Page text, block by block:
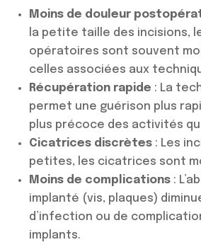
Moins de douleur
la petite taille des incisions,
opératoires sont souvent
celles associées aux
Récupération rapide : La
permet une guérison plus
plus précoce des activités
Cicatrices discrètes: Les
petites, les cicatrices sont
Moins de complications:
implanté (vis, plaques)
d’infection ou de
implants.